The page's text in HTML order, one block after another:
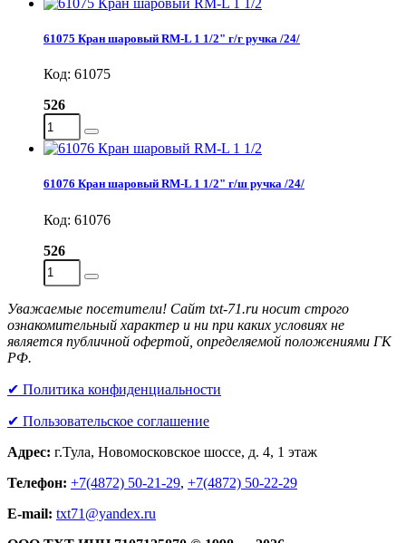
61075 Кран шаровый RM-L 1 1/2" г/г ручка /24/
Код: 61075
526
61076 Кран шаровый RM-L 1 1/2" г/ш ручка /24/
Код: 61076
526
Уважаемые посетители! Сайт txt-71.ru носит строго
ознакомительный характер и ни при каких условиях не
является публичной офертой, определяемой положениями ГК
РФ.
✔ Политика конфиденциальности
✔ Пользовательское соглашение
Адрес: г.Тула, Новомосковское шоссе, д. 4, 1 этаж
Телефон: +7(4872) 50-21-29, +7(4872) 50-22-29
Е-mail: txt71@yandex.ru